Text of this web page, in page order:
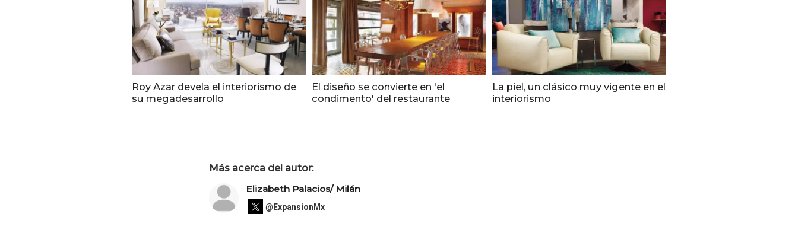
Roy Azar devela el interiorismo de
su megadesarrollo
El diseño se convierte en 'el
condimento' del restaurante
La piel, un clásico muy vigente en el
interiorismo
Más acerca del autor:
Elizabeth Palacios/ Milán
@ExpansionMx